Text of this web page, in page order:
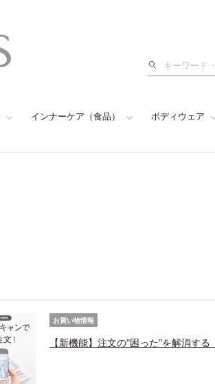
検
インナーケア（食品） ボディウェア
お買い物情報
【新機能】注文の“困った”を解消す